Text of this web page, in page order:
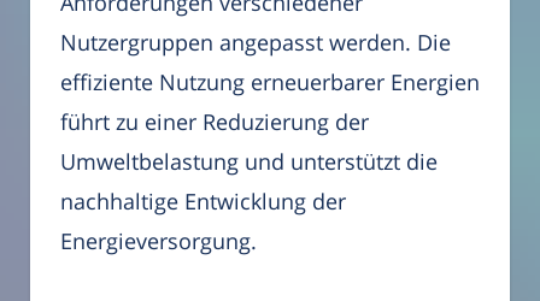
Nutzergruppen angepasst werden. Die
effiziente Nutzung erneuerbarer Energien
führt zu einer Reduzierung der
Umweltbelastung und unterstützt die
nachhaltige Entwicklung der
Energieversorgung.